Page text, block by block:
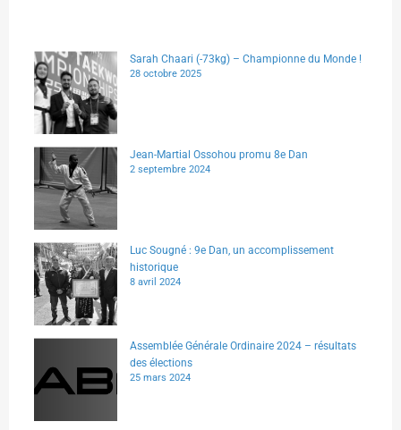
Sarah Chaari (-73kg) – Championne du Monde !
28 octobre 2025
Jean-Martial Ossohou promu 8e Dan
2 septembre 2024
Luc Sougné : 9e Dan, un accomplissement
historique
8 avril 2024
Assemblée Générale Ordinaire 2024 – résultats
des élections
25 mars 2024